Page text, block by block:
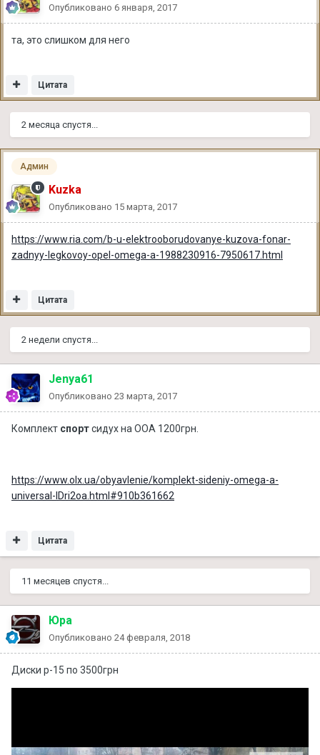
Опубликовано 6 января, 2017
та, это слишком для него
Цитата
2 месяца спустя...
Админ
Kuzka
Опубликовано 15 марта, 2017
https://www.ria.com/b-u-elektrooborudovanye-kuzova-fonar-
zadnyy-legkovoy-opel-omega-a-1988230916-7950617.html
Цитата
2 недели спустя...
Jenya61
Опубликовано 23 марта, 2017
Комплект спортсидух на ООА 1200грн.
https://www.olx.ua/obyavlenie/komplekt-sideniy-omega-a-
universal-IDri2oa.html#910b361662
Цитата
11 месяцев спустя...
Юра
Опубликовано 24 февраля, 2018
Диски р-15 по 3500грн